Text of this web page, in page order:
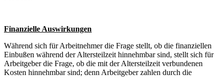
Finanzielle Auswirkungen
Während sich für Arbeitnehmer die Frage stellt, ob die finanziellen
Einbußen während der Altersteilzeit hinnehmbar sind, stellt sich für
Arbeitgeber die Frage, ob die mit der Altersteilzeit verbundenen
Kosten hinnehmbar sind; denn Arbeitgeber zahlen durch die